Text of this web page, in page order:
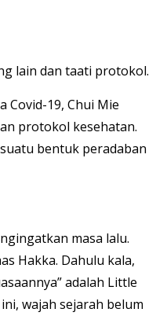
lain dan taati protokol.
Covid-19, Chui Mie
protokol kesehatan.
bentuk peradaban
masa lalu.
Hakka. Dahulu kala,
adalah Little
wajah sejarah belum